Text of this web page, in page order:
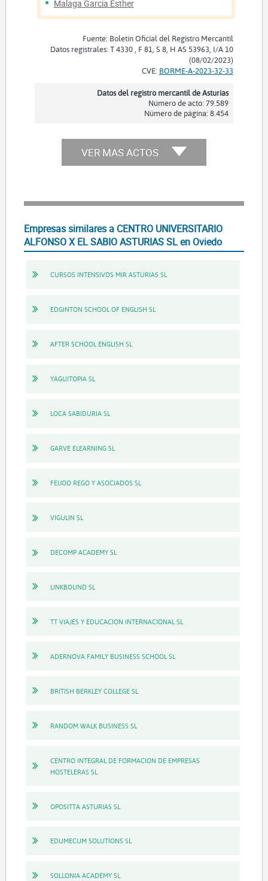
Malaga Garcia Esther
Fuente: Boletín Oficial del Registro Mercantil
Datos registrales: T 4330 , F 81, S 8, H AS 53963, I/A 10
(08/02/2023)
CVE: BORME-A-2023-32-33
Datos del registro mercantil de Asturias
Número de acto: 79.589
Número de página: 8.454
VER MAS ACTOS
Empresas similares a CENTRO UNIVERSITARIO
ALFONSO X EL SABIO ASTURIAS SL en Oviedo
CURSOS INTENSIVOS MIR ASTURIAS SL
EDGINTON SCHOOL OF ENGLISH SL
AFTER SCHOOL ENGLISH SL
YAGUITOPIA SL
LOCA SABIDURIA SL
GARVE ELEARNING SL
FEIJOO REGO Y ASOCIADOS SL
VIGULIN SL
DECOMP ACADEMY SL
LINKBOUND SL
TT VIAJES Y EDUCACION INTERNACIONAL SL
ADERNOVA FAMILY BUSINESS SCHOOL SL
BRITISH BERKLEY COLLEGE SL
RANDOM WALK BUSINESS SL
CENTRO INTEGRAL DE FORMACION DE EMPRESAS
HOSTELERAS SL
OPOSITTA ASTURIAS SL
EDUMECUM SOLUTIONS SL
SOLLONIA ACADEMY SL